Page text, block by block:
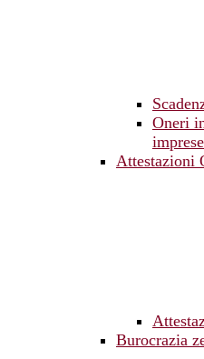
Oneri
imprese
Attestazioni
Burocrazia